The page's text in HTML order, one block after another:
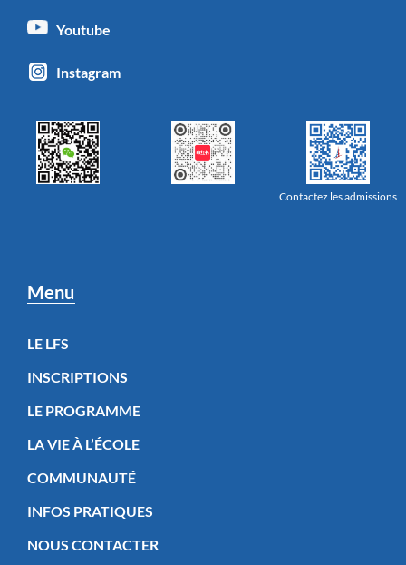
Youtube
Instagram
Contactez les admissions
Menu
LE LFS
INSCRIPTIONS
LE PROGRAMME
LA VIE À L’ÉCOLE
COMMUNAUTÉ
INFOS PRATIQUES
NOUS CONTACTER